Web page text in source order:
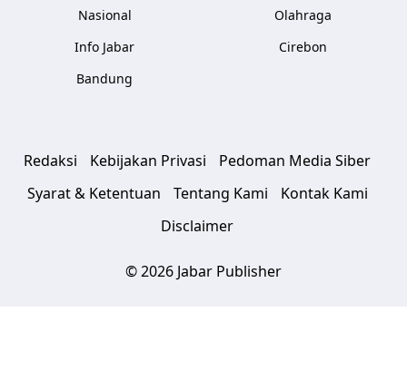
Nasional
Info Jabar
Bandung
Olahraga
Cirebon
Redaksi Kebijakan Privasi
Pedoman Media Siber
Syarat & Ketentuan
Tentang Kami
Kontak Kami
Disclaimer
© 2026 Jabar Publisher